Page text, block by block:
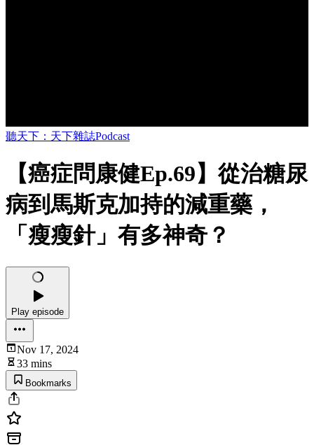
聽天下：天下雜誌Podcast
【癌症問康健Ep.69】從治糖尿
病到馬斯克加持的減重藥，
「瘦瘦針」有多神奇？
Play episode
Nov 17, 2024
33 mins
Bookmarks